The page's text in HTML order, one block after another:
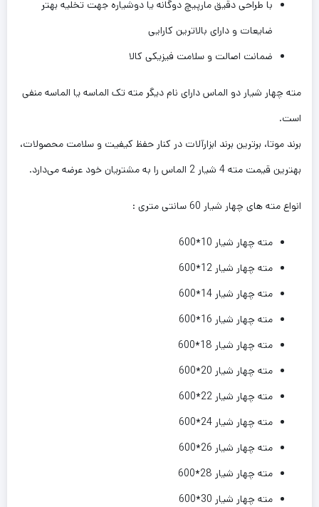
با طراحی دقیق مارپیچ دوگانه یا دوشیاره جهت تخلیه بهتر
ضایعات و دارای بالاترین کارایی
ضمانت اصالت و سلامت فیزیکی کالا
مته چهار شیار دو الماس دارای نام دیگر مته تک الماسه یا الماسه منفی
است.
برند موتا، برترین برند ابزارآلات در کنار حفظ کیفیت و سلامت محصولات،
بهترین قیمت مته 4 شیار 2 الماس را به مشتریان خود عرضه می‌دارد
.
انواع مته های چهار شیار 60 سانتی متری :
مته چهار شیار 10*600
مته چهار شیار 12*600
مته چهار شیار 14*600
مته چهار شیار 16*600
مته چهار شیار 18*600
مته چهار شیار 20*600
مته چهار شیار 22*600
مته چهار شیار 24*600
مته چهار شیار 26*600
مته چهار شیار 28*600
مته چهار شیار 30*600